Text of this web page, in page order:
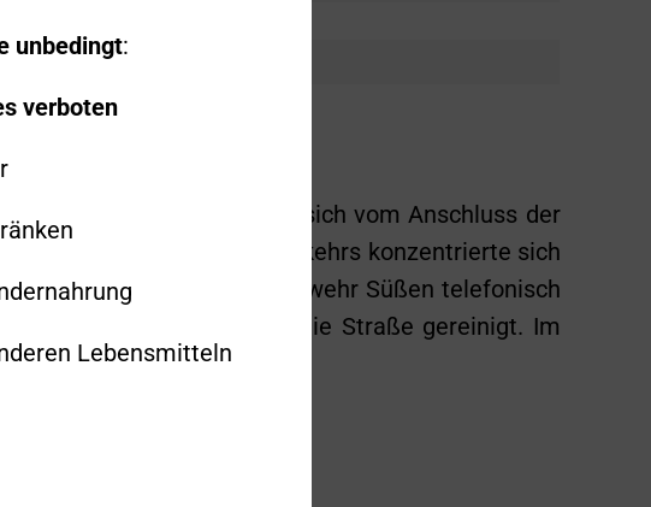
Straße. Die Ölspur zog sich vom Anschluss der
Im Bereich des Kreisverkehrs konzentrierte sich
Uhr die Freiwillige Feuerwehr Süßen telefonisch
und anschließend wurde die Straße gereinigt. Im
unbedingt:
verboten
Lebensmitteln